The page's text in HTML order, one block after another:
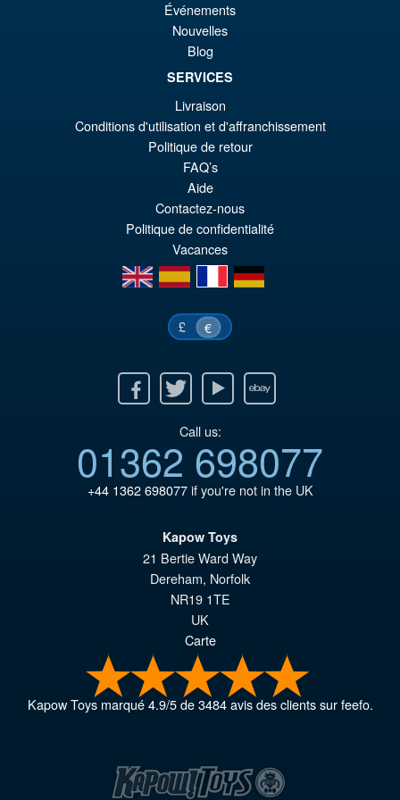
S.H. Figuarts Dragon Ball
Daima Super Saiyan 4 Son
Gokum ( Adult ) Action Figure
€66.33
PRÉ COMMANDE
Événements
Nouvelles
Blog
SERVICES
Livraison
Conditions d'utilisation et d'affranchissement
Politique de retour
FAQ’s
Aide
Contactez-nous
Politique de confidentialité
Vacances
en
es fr de
£ €
Twitter Youtube Ebay
Call us:
01362 698077
+44 1362 698077if you're not in the UK
Kapow Toys
21 Bertie Ward Way
Dereham, Norfolk
NR19 1TE
UK
Carte
Kapow Toysmarqué4.9/5de3484avis des clients sur feefo.